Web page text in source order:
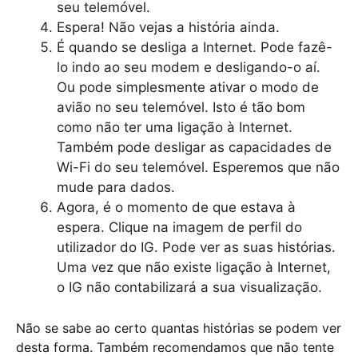
seu telemóvel.
Espera! Não vejas a história ainda.
É quando se desliga a Internet. Pode fazê-
lo indo ao seu modem e desligando-o aí.
Ou pode simplesmente ativar o modo de
avião no seu telemóvel. Isto é tão bom
como não ter uma ligação à Internet.
Também pode desligar as capacidades de
Wi-Fi do seu telemóvel. Esperemos que não
mude para dados.
Agora, é o momento de que estava à
espera. Clique na imagem de perfil do
utilizador do IG. Pode ver as suas histórias.
Uma vez que não existe ligação à Internet,
o IG não contabilizará a sua visualização.
Não se sabe ao certo quantas histórias se podem ver
desta forma. Também recomendamos que não tente